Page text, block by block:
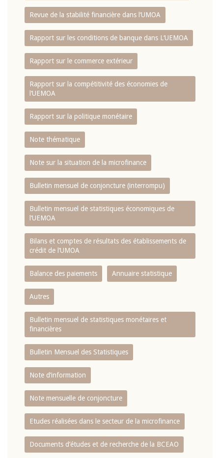
Revue de la stabilité financière dans l‘UMOA
Rapport sur les conditions de banque dans L‘UEMOA
Rapport sur le commerce extérieur
Rapport sur la compétitivité des économies de
l‘UEMOA
Rapport sur la politique monétaire
Note thématique
Note sur la situation de la microfinance
Bulletin mensuel de conjoncture (interrompu)
Bulletin mensuel de statistiques économiques de
l‘UEMOA
Bilans et comptes de résultats des établissements de
crédit de l‘UMOA
Balance des paiements Annuaire statistique
Autres
Bulletin mensuel de statistiques monétaires et
financières
Bulletin Mensuel des Statistiques
Note d’information
Note mensuelle de conjoncture
Etudes réalisées dans le secteur de la microfinance
Documents d’études et de recherche de la BCEAO